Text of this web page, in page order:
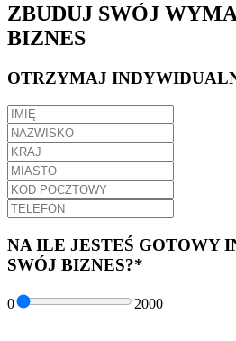
ZBUDUJ SWÓJ
BIZNES
OTRZYMAJ
NA ILE JESTEŚ GOTOWY
SWÓJ BIZNES?*
0 2000